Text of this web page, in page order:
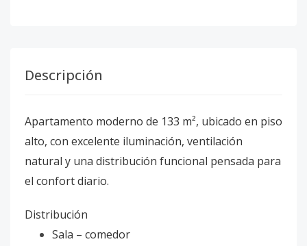
Descripción
Apartamento moderno de 133 m², ubicado en piso
alto, con excelente iluminación, ventilación
natural y una distribución funcional pensada para
el confort diario.
Distribución
Sala – comedor